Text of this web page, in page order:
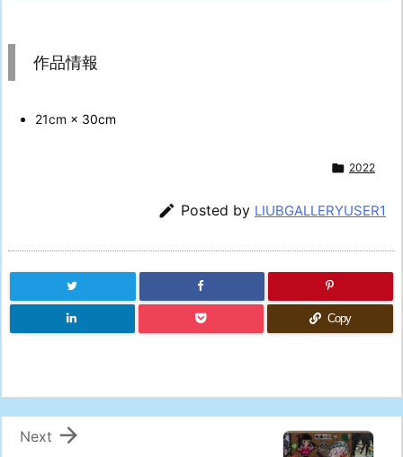
作品情報
21cm × 30cm
 2022
 Posted by LIUBGALLERYUSER1
Copy

Next